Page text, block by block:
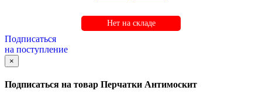
Нет на складе
Подписаться
на поступление
×
Подписаться на товар Перчатки Антимоскит